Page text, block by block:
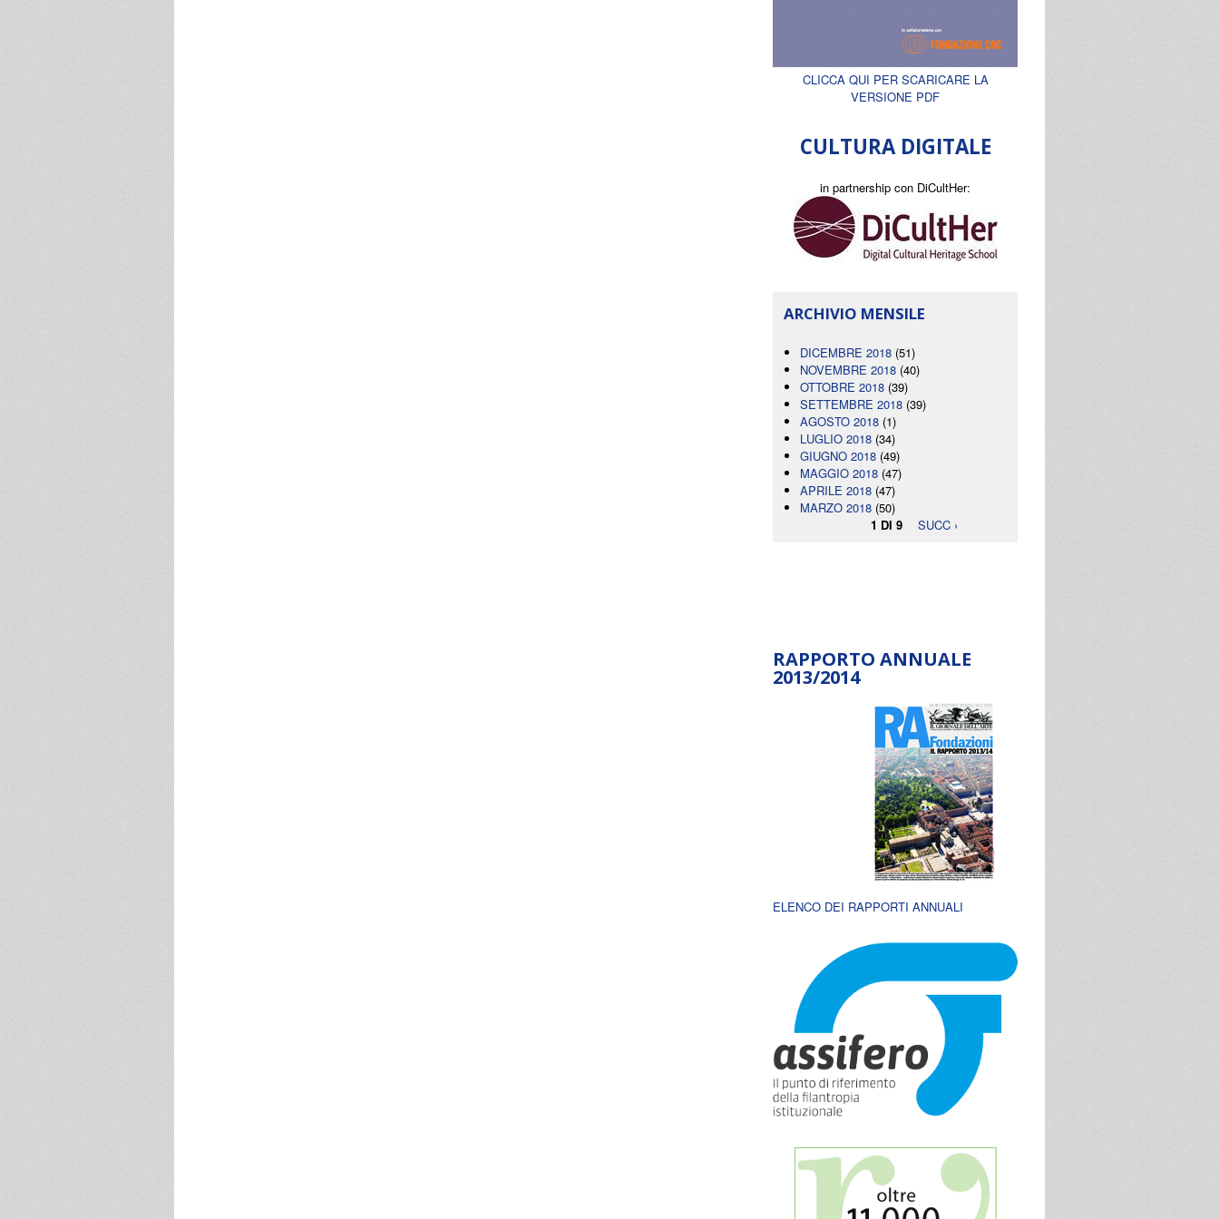
CLICCA QUI PER SCARICARE LA
VERSIONE PDF
CULTURA DIGITALE
in partnership con DiCultHer:
ARCHIVIO MENSILE
DICEMBRE 2018 (51)
NOVEMBRE 2018 (40)
OTTOBRE 2018 (39)
SETTEMBRE 2018 (39)
AGOSTO 2018 (1)
LUGLIO 2018 (34)
GIUGNO 2018 (49)
MAGGIO 2018 (47)
APRILE 2018 (47)
MARZO 2018 (50)
1 DI 9
SUCC ›
RAPPORTO ANNUALE
2013/2014
ELENCO DEI RAPPORTI ANNUALI